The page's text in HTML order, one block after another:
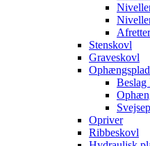
Stenskovl
Graveskovl
Opriver
Ribbeskovl